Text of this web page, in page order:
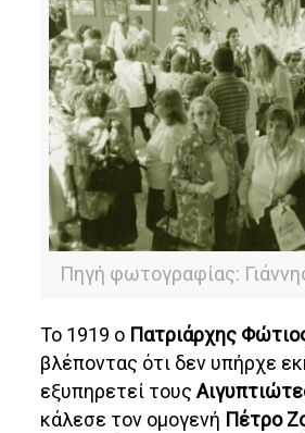
Πηγή φωτογραφίας:
Το 1919 ο Πατριάρχης
βλέποντας ότι δεν υπήρχε
εξυπηρετεί τους
κάλεσε τον ομογενή Πέτρο